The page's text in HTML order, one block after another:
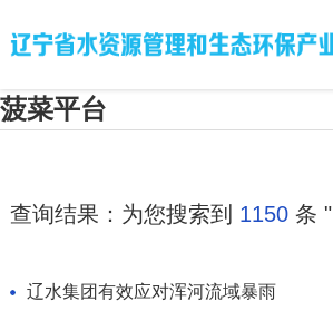
菠菜平台
查询结果：为您搜索到 1150条 "
辽水集团有效应对浑河流域暴雨